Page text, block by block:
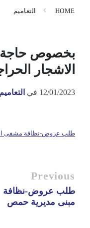
HOME التعاميم
بخصوص حاجة
الاشجار
12/01/2023 في
طلب عروض-نظافة مشفى
Previous
طلب عروض-نظافة
مبنى مديرية حمص